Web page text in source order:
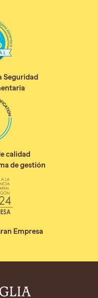
Seguridad
calidad
de gestión
Empresa